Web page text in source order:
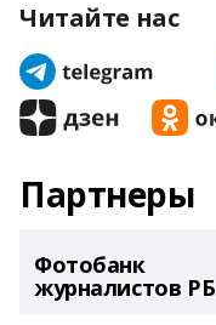
Читайте нас
Партнеры
Фотобанк
журналистов РБ